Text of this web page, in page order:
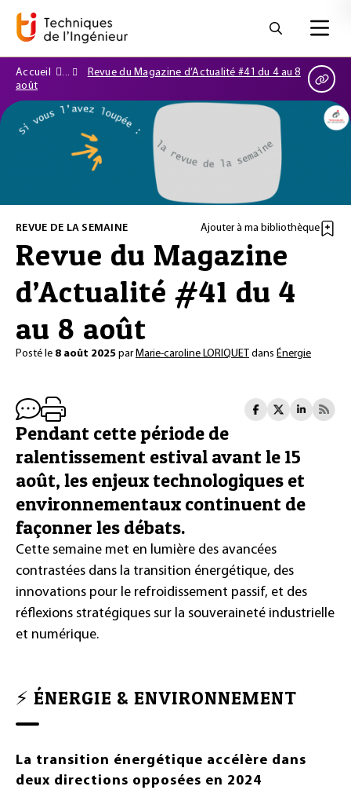
Accueil
Revue du Magazine d’Actualité #41 du 4 au 8
août
REVUE DE LA SEMAINE Ajouter à ma bibliothèque
Revue du Magazine
d’Actualité #41 du 4
au 8 août
Posté le 8 août 2025 parMarie-caroline LORIQUET dans Énergie
Pendant cette période de
ralentissement estival avant le 15
août, les enjeux technologiques et
environnementaux continuent de
façonner les débats.
Cette semaine met en lumière des avancées
contrastées dans la transition énergétique, des
innovations pour le refroidissement passif, et des
réflexions stratégiques sur la souveraineté industrielle
et numérique.
⚡ ÉNERGIE & ENVIRONNEMENT
La transition énergétique accélère dans
deux directions opposées en 2024